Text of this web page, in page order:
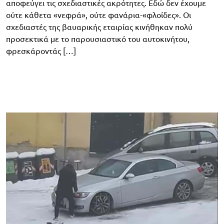
αποφεύγει τις σχεδιαστικές ακρότητες. Εδώ δεν έχουμε
ούτε κάθετα «νεφρά», ούτε φανάρια-«φλοίδες». Οι
σχεδιαστές της βαυαρικής εταιρίας κινήθηκαν πολύ
προσεκτικά με το παρουσιαστικό του αυτοκινήτου,
φρεσκάροντάς […]